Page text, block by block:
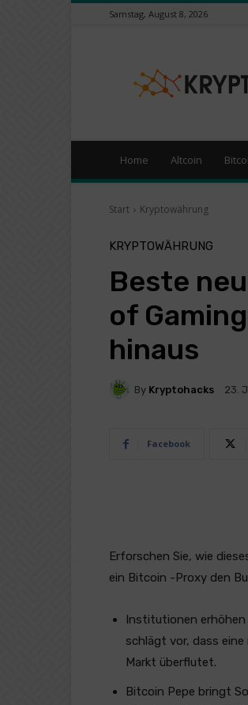
Samstag, August 8, 2026
–
Home Altcoin
Start Kryptowährung
KRYPTOWÄHRUNG
Beste
of
hinaus
By Kryptohacks 23.
Facebook
Erforschen Sie, wie
ein Bitcoin -Proxy den
Institutionen
schlägt vor, dass
Markt überflutet.
Bitcoin Pepe bringt